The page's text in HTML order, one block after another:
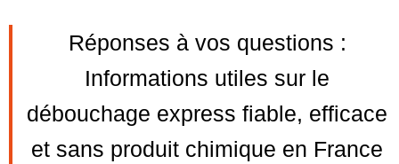
Réponses à vos questions :
Informations utiles sur le
débouchage express fiable, efficace
et sans produit chimique en France